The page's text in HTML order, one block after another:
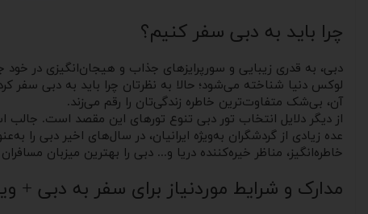
چرا باید به دبی سفر کنیم؟
دبی، به قدری زیبایی و سورپرایزهای جذاب و هیجان‌انگیزی در
لوکس دنیا شناخته می‌شود؛ حالا به نظرتان چرا باید به دبی سفر
آن، بی‌شک متفاوت‌ترین خاطره زندگی‌تان را رقم می‌زند.
از دیگر دلایل انتخاب تور دبی تنوع تورهای این مقصد است. جالب
خاطره‌انگیز، مناظر خیره‌کننده دریا و... دبی را بهترین میزبان
مدارک و شرایط موردنیاز برای سفر به دبی +